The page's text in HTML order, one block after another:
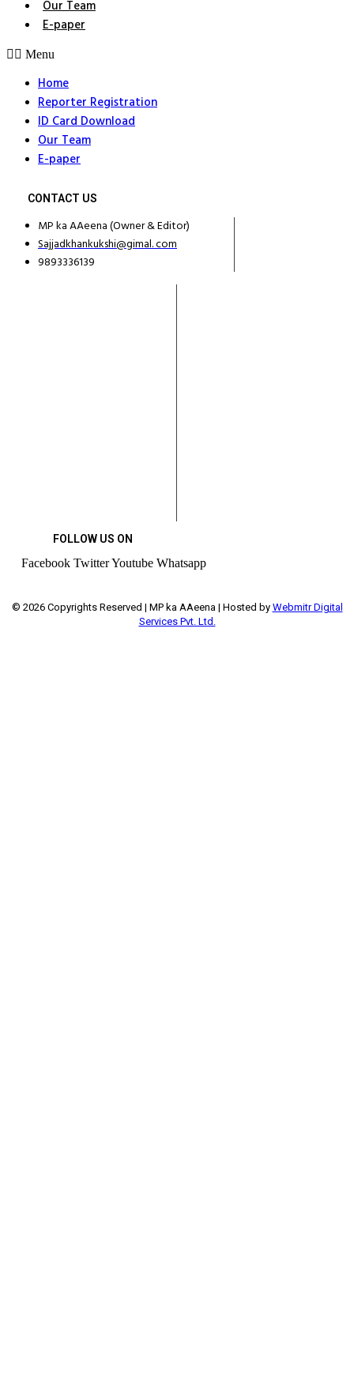
Our Team
E-paper
Menu
Home
Reporter Registration
ID Card Download
Our Team
E-paper
CONTACT US
MP ka AAeena (Owner & Editor)
Sajjadkhankukshi@gimal. com
9893336139
FOLLOW US ON
Facebook TwitterYoutube Whatsapp
© 2026 Copyrights Reserved | MP ka AAeena | Hosted by Webmitr Digital
Services Pvt. Ltd.